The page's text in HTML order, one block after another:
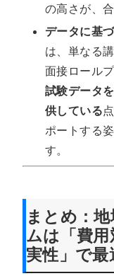
の高さが、
データに基
は、単なる
面接ロール
試験データ
供している
ポートする
す。
まとめ：
ムは「費
実性」で最